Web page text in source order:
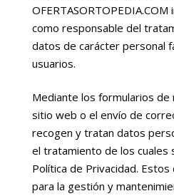
como responsable del
datos de carácter personal
usuarios.
Mediante los formularios
sitio web o el envío de
recogen y tratan datos
el tratamiento de los cuales
Política de Privacidad.
para la gestión y